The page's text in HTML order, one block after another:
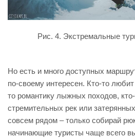
Рис. 4. Экстремальные
Но есть и много доступных
по-своему интересен. Кто-то любит
то романтику лыжных походов,
стремительных рек или
совсем рядом – только собирай
начинающие туристы чаще всего